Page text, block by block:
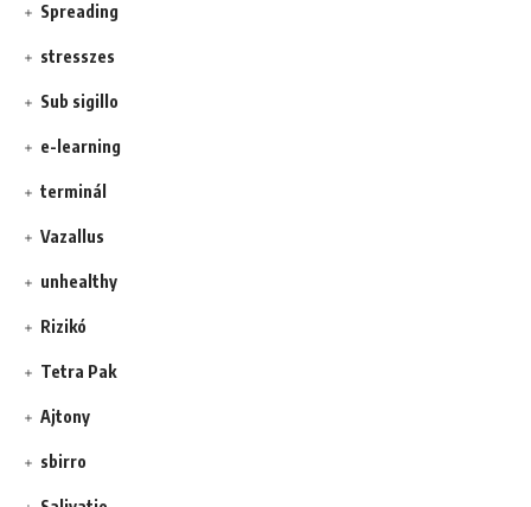
Spreading
stresszes
Sub sigillo
e-learning
terminál
Vazallus
unhealthy
Rizikó
Tetra Pak
Ajtony
sbirro